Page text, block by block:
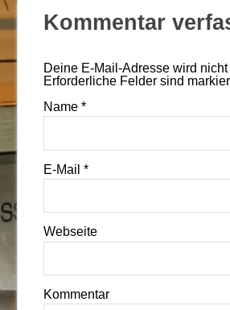
Kommentar
Deine E-Mail-Adresse wird
Erforderliche Felder sind
Name *
E-Mail *
Webseite
Kommentar